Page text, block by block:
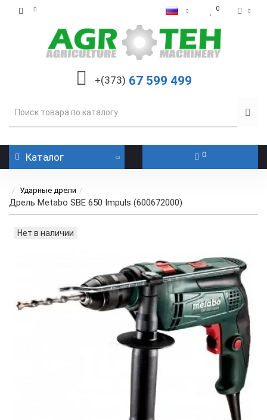
0
+(373) 67 599 499
Каталог 0
Ударные дрели
Дрель Metabo SBE 650 Impuls (600672000)
Нет в наличии